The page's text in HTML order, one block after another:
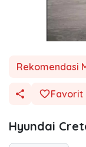
Rekomendasi
Favorit
Hyundai